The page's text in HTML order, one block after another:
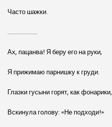
Часто шажки.
………………..
Ах, пацанва! Я беру его на руки,
Я прижимаю парнишку к груди.
Глазки гусыни горят, как фонарики,
Вскинула голову: «Не подходи!»